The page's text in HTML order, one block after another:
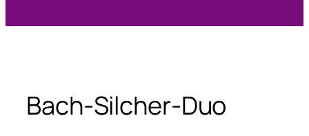
Bach-Silcher-Duo